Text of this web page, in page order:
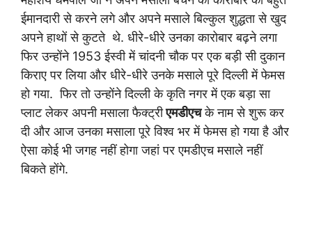
ईमानदारी से करने लगे और अपने मसाले बिल्कुल शुद्धता से खुद
अपने हाथों से कुटते थे. धीरे-धीरे उनका कारोबार बढ़ने लगा
फिर उन्होंने 1953 ईस्वी में चांदनी चौक पर एक बड़ी सी दुकान
किराए पर लिया और धीरे-धीरे उनके मसाले पूरे दिल्ली में फेमस
हो गया. फिर तो उन्होंने दिल्ली के कृति नगर में एक बड़ा सा
प्लाट लेकर अपनी मसाला फैक्ट्रीएमडीएचके नाम से शुरू कर
दी और आज उनका मसाला पूरे विश्व भर में फेमस हो गया है और
ऐसा कोई भी जगह नहीं होगा जहां पर एमडीएच मसाले नहीं
बिकते होंगे.